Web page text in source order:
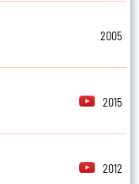
2005
2015
2012